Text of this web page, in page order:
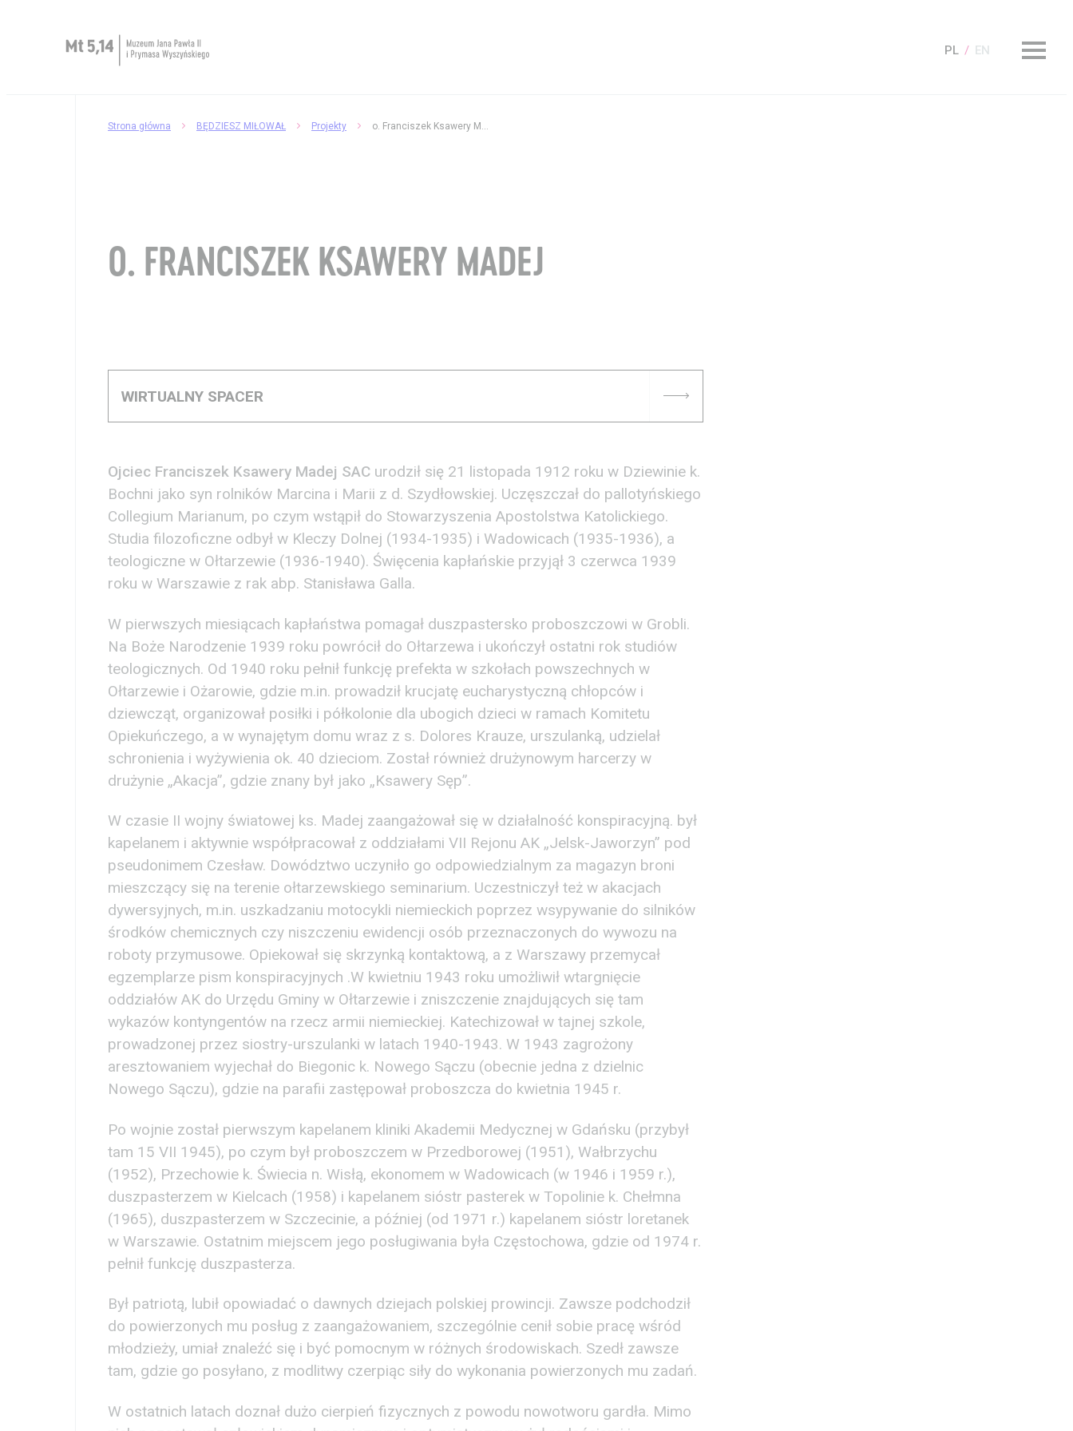
PL EN
Zaplanuj wizytę
Kup bilet
Sklep
Aktualności
BIP
Strona główna BĘDZIESZ MIŁOWAŁ Projekty o. Franciszek Ksawery Madej
O. FRANCISZEK KSAWERY MADEJ
WIRTUALNY SPACER
Ojciec Franciszek Ksawery Madej SAC urodził się 21 listopada 1912 roku w Dziewinie k.
Bochni jako syn rolników Marcina i Marii z d. Szydłowskiej. Uczęszczał do pallotyńskiego
Collegium Marianum, po czym wstąpił do Stowarzyszenia Apostolstwa Katolickiego.
Studia filozoficzne odbył w Kleczy Dolnej (1934-1935) i Wadowicach (1935-1936), a
teologiczne w Ołtarzewie (1936-1940). Święcenia kapłańskie przyjął 3 czerwca 1939
roku w Warszawie z rak abp. Stanisława Galla.
W pierwszych miesiącach kapłaństwa pomagał duszpastersko proboszczowi w Grobli.
Na Boże Narodzenie 1939 roku powrócił do Ołtarzewa i ukończył ostatni rok studiów
teologicznych. Od 1940 roku pełnił funkcję prefekta w szkołach powszechnych w
Ołtarzewie i Ożarowie, gdzie m.in. prowadził krucjatę eucharystyczną chłopców i
dziewcząt, organizował posiłki i półkolonie dla ubogich dzieci w ramach Komitetu
Opiekuńczego, a w wynajętym domu wraz z s. Dolores Krauze, urszulanką, udzielał
schronienia i wyżywienia ok. 40 dzieciom. Został również drużynowym harcerzy w
drużynie „Akacja”, gdzie znany był jako „Ksawery Sęp”.
W czasie II wojny światowej ks. Madej zaangażował się w działalność konspiracyjną. był
kapelanem i aktywnie współpracował z oddziałami VII Rejonu AK „Jelsk-Jaworzyn” pod
pseudonimem Czesław. Dowództwo uczyniło go odpowiedzialnym za magazyn broni
mieszczący się na terenie ołtarzewskiego seminarium. Uczestniczył też w akacjach
dywersyjnych, m.in. uszkadzaniu motocykli niemieckich poprzez wsypywanie do silników
środków chemicznych czy niszczeniu ewidencji osób przeznaczonych do wywozu na
roboty przymusowe. Opiekował się skrzynką kontaktową, a z Warszawy przemycał
egzemplarze pism konspiracyjnych .W kwietniu 1943 roku umożliwił wtargnięcie
oddziałów AK do Urzędu Gminy w Ołtarzewie i zniszczenie znajdujących się tam
wykazów kontyngentów na rzecz armii niemieckiej. Katechizował w tajnej szkole,
prowadzonej przez siostry-urszulanki w latach 1940-1943. W 1943 zagrożony
aresztowaniem wyjechał do Biegonic k. Nowego Sączu (obecnie jedna z dzielnic
Nowego Sączu), gdzie na parafii zastępował proboszcza do kwietnia 1945 r.
Po wojnie został pierwszym kapelanem kliniki Akademii Medycznej w Gdańsku (przybył
tam 15 VII 1945), po czym był proboszczem w Przedborowej (1951), Wałbrzychu
(1952), Przechowie k. Świecia n. Wisłą, ekonomem w Wadowicach (w 1946 i 1959 r.),
duszpasterzem w Kielcach (1958) i kapelanem sióstr pasterek w Topolinie k. Chełmna
(1965), duszpasterzem w Szczecinie, a później (od 1971 r.) kapelanem sióstr loretanek
w Warszawie. Ostatnim miejscem jego posługiwania była Częstochowa, gdzie od 1974 r.
pełnił funkcję duszpasterza.
Był patriotą, lubił opowiadać o dawnych dziejach polskiej prowincji. Zawsze podchodził
do powierzonych mu posług z zaangażowaniem, szczególnie cenił sobie pracę wśród
młodzieży, umiał znaleźć się i być pomocnym w różnych środowiskach. Szedł zawsze
tam, gdzie go posyłano, z modlitwy czerpiąc siły do wykonania powierzonych mu zadań.
W ostatnich latach doznał dużo cierpień fizycznych z powodu nowotworu gardła. Mimo